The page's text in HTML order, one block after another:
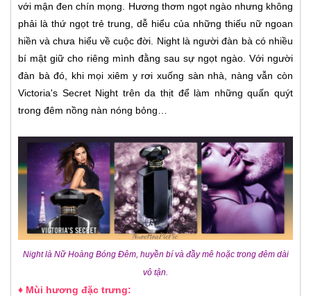
với mận đen chín mọng. Hương thơm ngọt ngào nhưng không
phải là thứ ngọt trẻ trung, dễ hiểu của những thiếu nữ ngoan
hiền và chưa hiểu về cuộc đời. Night là người đàn bà có nhiều
bí mật giữ cho riêng mình đằng sau sự ngọt ngào. Với người
đàn bà đó, khi mọi xiêm y rơi xuống sàn nhà, nàng vẫn còn
Victoria's Secret Night trên da thịt để làm những quấn quýt
trong đêm nồng nàn nóng bỏng…
Night là Nữ Hoàng Bóng Đêm, huyền bí và đầy mê hoặc trong đêm dài
vô tận.
♦ Mùi hương đặc trưng: